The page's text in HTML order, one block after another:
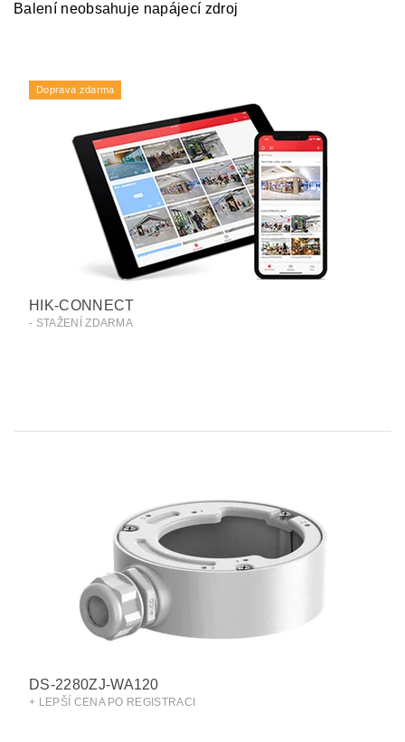
Balení neobsahuje napájecí zdroj
Doprava zdarma
HIK-CONNECT
- STAŽENÍ ZDARMA
DS-2280ZJ-WA120
+ LEPŠÍ CENA PO REGISTRACI